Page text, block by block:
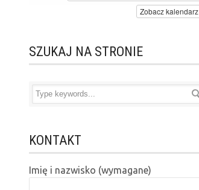
Zobacz kalendarz
SZUKAJ NA STRONIE
KONTAKT
Imię i nazwisko (wymagane)